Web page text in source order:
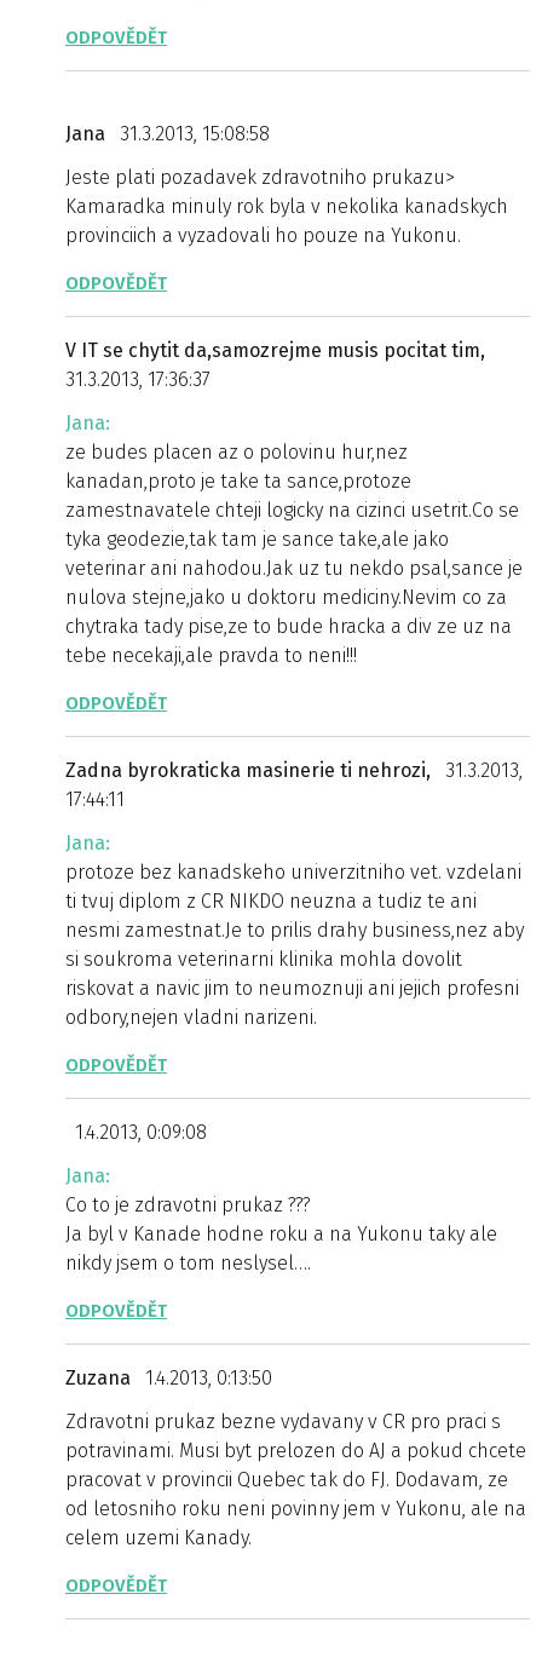
ODPOVĚDĚT
Jana
31.3.2013, 15:08:58
Jeste plati pozadavek zdravotniho prukazu>
Kamaradka minuly rok byla v nekolika kanadskych
provinciich a vyzadovali ho pouze na Yukonu.
ODPOVĚDĚT
V IT se chytit da,samozrejme musis pocitat tim,
31.3.2013, 17:36:37
Jana:
ze budes placen az o polovinu hur,nez
kanadan,proto je take ta sance,protoze
zamestnavatele chteji logicky na cizinci usetrit.Co se
tyka geodezie,tak tam je sance take,ale jako
veterinar ani nahodou.Jak uz tu nekdo psal,sance je
nulova stejne,jako u doktoru mediciny.Nevim co za
chytraka tady pise,ze to bude hracka a div ze uz na
tebe necekaji,ale pravda to neni!!!
ODPOVĚDĚT
Zadna byrokraticka masinerie ti nehrozi,
31.3.2013,
17:44:11
Jana:
protoze bez kanadskeho univerzitniho vet. vzdelani
ti tvuj diplom z CR NIKDO neuzna a tudiz te ani
nesmi zamestnat.Je to prilis drahy business,nez aby
si soukroma veterinarni klinika mohla dovolit
riskovat a navic jim to neumoznuji ani jejich profesni
odbory,nejen vladni narizeni.
ODPOVĚDĚT
1.4.2013, 0:09:08
Jana:
Co to je zdravotni prukaz ???
Ja byl v Kanade hodne roku a na Yukonu taky ale
nikdy jsem o tom neslysel….
ODPOVĚDĚT
Zuzana
1.4.2013, 0:13:50
Zdravotni prukaz bezne vydavany v CR pro praci s
potravinami. Musi byt prelozen do AJ a pokud chcete
pracovat v provincii Quebec tak do FJ. Dodavam, ze
od letosniho roku neni povinny jem v Yukonu, ale na
celem uzemi Kanady.
ODPOVĚDĚT